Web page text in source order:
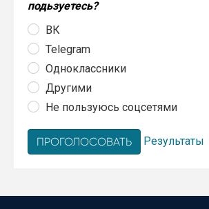
подьзуетесь?
ВК
Telegram
Одноклассники
Другими
Не пользуюсь соцсетями
Результаты